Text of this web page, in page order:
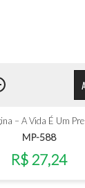
– A Vida É Um
MP-588
R$ 27,24